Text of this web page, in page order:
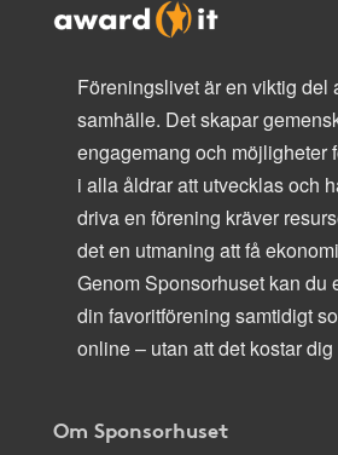
Föreningslivet är en viktig del
samhälle. Det skapar
engagemang och möjligheter
i alla åldrar att utvecklas och
driva en förening kräver
det en utmaning att få
Genom Sponsorhuset kan du
din favoritförening samtidigt
online – utan att det kostar
Om Sponsorhuset